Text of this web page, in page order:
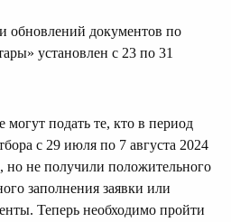
обновлений документов по
установлен с 23 по 31
могут подать те, кто в период
с 29 июля по 7 августа 2024
но не получили положительного
заполнения заявки или
Теперь необходимо пройти